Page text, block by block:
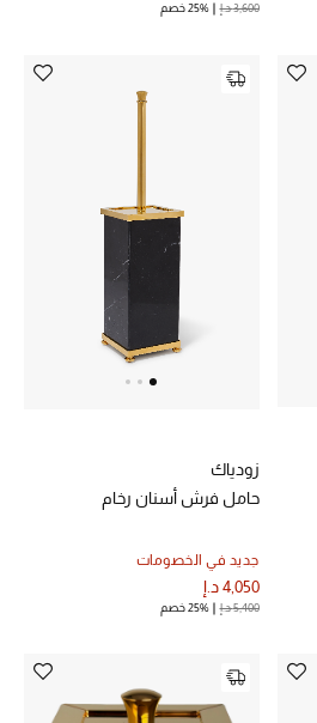
3,600 د.إ 25% خصم
زودياك
حامل فرش أسنان رخام
جديد في الخصومات
4,050 د.إ
5,400 د.إ 25% خصم